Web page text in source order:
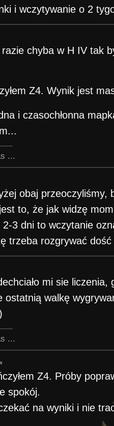
i wczytywanie o 2
chyba w H IV tak
Z4. Wynik jest
i czasochłonna
...
obaj przeoczyliśmy,
to, że jak widzę
2-3 dni to wczytanie
trzeba rozgrywać dość
mi sie
ostatnią walkę
...
Z4. Próby
spokój.
na wyniki i nie